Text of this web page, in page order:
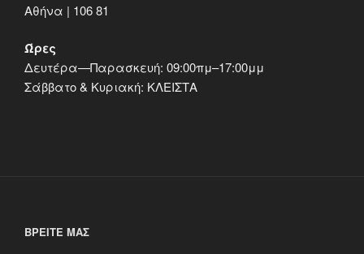
Αθήνα | 106 81
Ώρες
Δευτέρα—Παρασκευή: 09:00πμ–17:00μμ
Σάββατο & Κυριακή: ΚΛΕΙΣΤΑ
ΒΡΕΊΤΕ ΜΑΣ